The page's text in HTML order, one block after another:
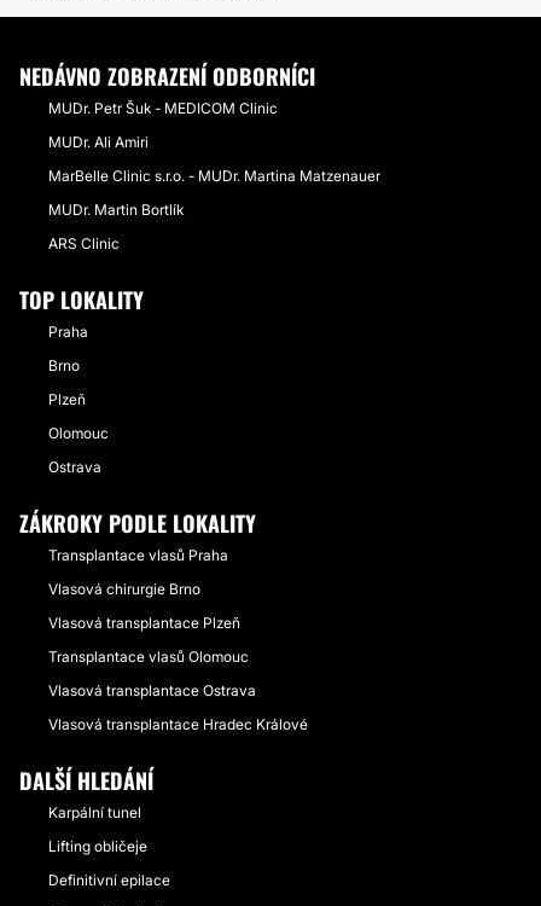
NEDÁVNO ZOBRAZENÍ ODBORNÍCI
MUDr. Petr Šuk - MEDICOM Clinic
MUDr. Ali Amiri
MarBelle Clinic s.r.o. - MUDr. Martina Matzenauer
MUDr. Martin Bortlík
ARS Clinic
TOP LOKALITY
Praha
Brno
Plzeň
Olomouc
Ostrava
ZÁKROKY PODLE LOKALITY
Transplantace vlasů Praha
Vlasová chirurgie Brno
Vlasová transplantace Plzeň
Transplantace vlasů Olomouc
Vlasová transplantace Ostrava
Vlasová transplantace Hradec Králové
DALŠÍ HLEDÁNÍ
Karpální tunel
Lifting obličeje
Definitivní epilace